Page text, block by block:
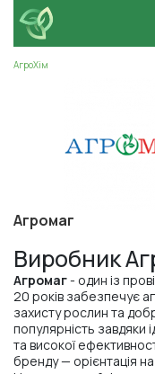
АгроХім
Агромаг
Виробник
Агромаг- один із
20 років забезпечує
захисту рослин та
популярність завдяки
та високої
бренду — орієнтація